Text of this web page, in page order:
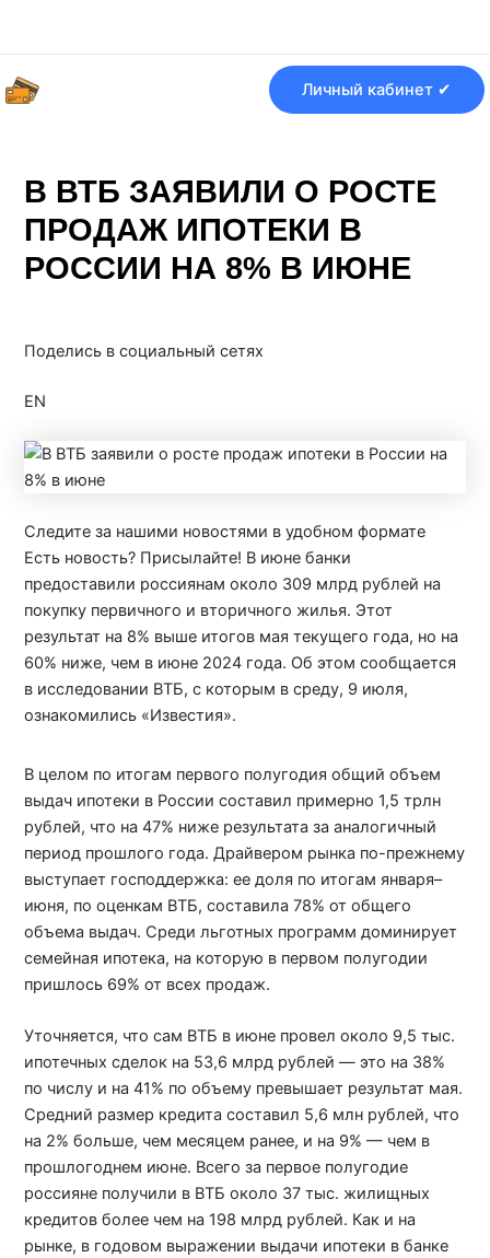
Личный кабинет ✔
В ВТБ ЗАЯВИЛИ О РОСТЕ
ПРОДАЖ ИПОТЕКИ В
РОССИИ НА 8% В ИЮНЕ
Поделись в социальный сетях
EN
Следите за нашими новостями в удобном формате
Есть новость? Присылайте! В июне банки
предоставили россиянам около 309 млрд рублей на
покупку первичного и вторичного жилья. Этот
результат на 8% выше итогов мая текущего года, но на
60% ниже, чем в июне 2024 года. Об этом сообщается
в исследовании ВТБ, с которым в среду, 9 июля,
ознакомились «Известия».
В целом по итогам первого полугодия общий объем
выдач ипотеки в России составил примерно 1,5 трлн
рублей, что на 47% ниже результата за аналогичный
период прошлого года. Драйвером рынка по-прежнему
выступает господдержка: ее доля по итогам января–
июня, по оценкам ВТБ, составила 78% от общего
объема выдач. Среди льготных программ доминирует
семейная ипотека, на которую в первом полугодии
пришлось 69% от всех продаж.
Уточняется, что сам ВТБ в июне провел около 9,5 тыс.
ипотечных сделок на 53,6 млрд рублей — это на 38%
по числу и на 41% по объему превышает результат мая.
Средний размер кредита составил 5,6 млн рублей, что
на 2% больше, чем месяцем ранее, и на 9% — чем в
прошлогоднем июне. Всего за первое полугодие
россияне получили в ВТБ около 37 тыс. жилищных
кредитов более чем на 198 млрд рублей. Как и на
рынке, в годовом выражении выдачи ипотеки в банке